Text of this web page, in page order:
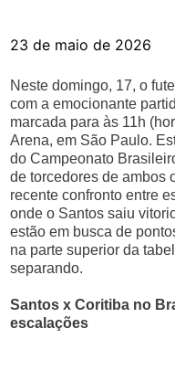
23 de maio de 2026
Neste domingo, 17, o
com a emocionante
marcada para às 11h
Arena, em São Paulo.
do Campeonato
de torcedores de ambos
recente confronto entre
onde o Santos saiu
estão em busca de
na parte superior da
separando.
Santos x Coritiba no
escalações